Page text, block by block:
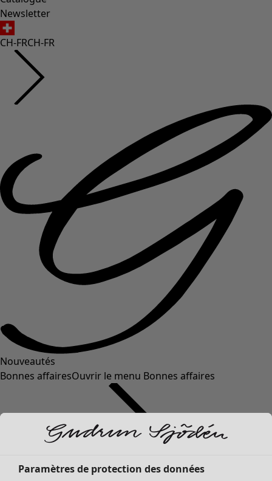
Newsletter
CH-FRCH-FR
Nouveautés
Bonnes affairesOuvrir le menu Bonnes affaires
Paramètres de protection des données